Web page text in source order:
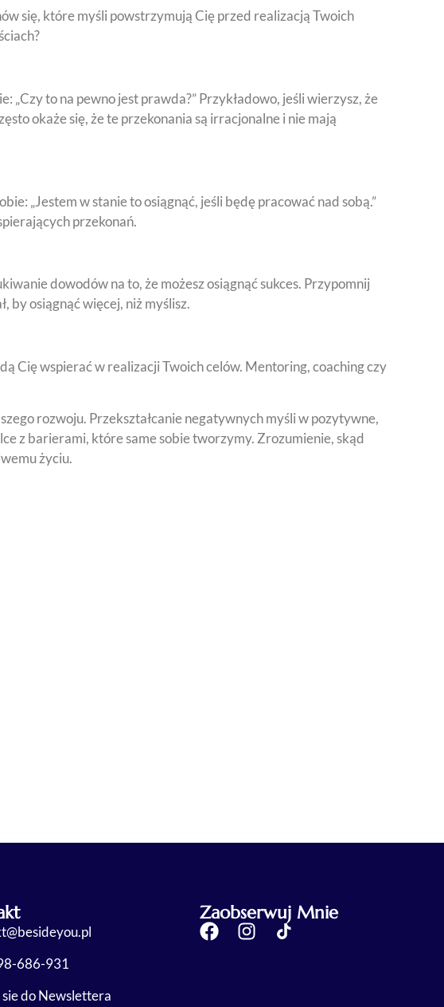
się, które myśli powstrzymują Cię przed realizacją Twoich
to na pewno jest prawda?” Przykładowo, jeśli wierzysz, że
okaże się, że te przekonania są irracjonalne i nie mają
„Jestem w stanie to osiągnąć, jeśli będę pracować nad sobą.”
przekonań.
dowodów na to, że możesz osiągnąć sukces. Przypomnij
by osiągnąć więcej, niż myślisz.
Cię wspierać w realizacji Twoich celów. Mentoring, coaching czy
rozwoju. Przekształcanie negatywnych myśli w pozytywne,
z barierami, które same sobie tworzymy. Zrozumienie, skąd
życiu.
686-931
sie do Newslettera
Zaobserwuj Mnie